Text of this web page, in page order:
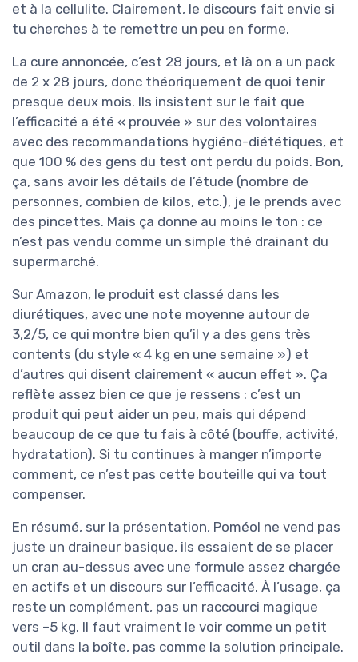
et à la cellulite. Clairement, le discours fait envie si
tu cherches à te remettre un peu en forme.
La cure annoncée, c’est 28 jours, et là on a un pack
de 2 x 28 jours, donc théoriquement de quoi tenir
presque deux mois. Ils insistent sur le fait que
l’efficacité a été « prouvée » sur des volontaires
avec des recommandations hygiéno-diététiques, et
que 100 % des gens du test ont perdu du poids. Bon,
ça, sans avoir les détails de l’étude (nombre de
personnes, combien de kilos, etc.), je le prends avec
des pincettes. Mais ça donne au moins le ton : ce
n’est pas vendu comme un simple thé drainant du
supermarché.
Sur Amazon, le produit est classé dans les
diurétiques, avec une note moyenne autour de
3,2/5, ce qui montre bien qu’il y a des gens très
contents (du style « 4 kg en une semaine ») et
d’autres qui disent clairement « aucun effet ». Ça
reflète assez bien ce que je ressens : c’est un
produit qui peut aider un peu, mais qui dépend
beaucoup de ce que tu fais à côté (bouffe, activité,
hydratation). Si tu continues à manger n’importe
comment, ce n’est pas cette bouteille qui va tout
compenser.
En résumé, sur la présentation, Poméol ne vend pas
juste un draineur basique, ils essaient de se placer
un cran au-dessus avec une formule assez chargée
en actifs et un discours sur l’efficacité. À l’usage, ça
reste un complément, pas un raccourci magique
vers –5 kg. Il faut vraiment le voir comme un petit
outil dans la boîte, pas comme la solution principale.